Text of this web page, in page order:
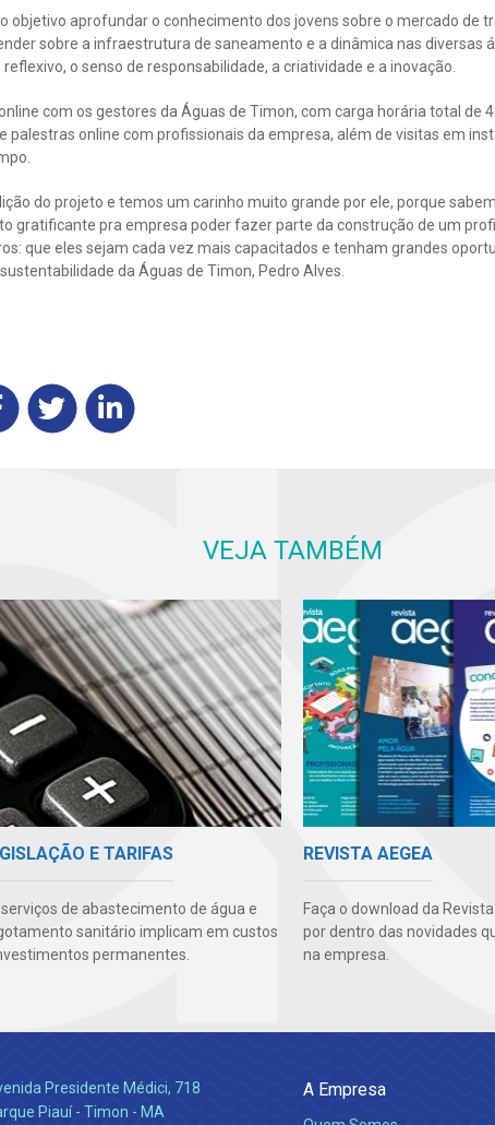
objetivo aprofundar o conhecimento dos jovens sobre o mercado de
sobre a infraestrutura de saneamento e a dinâmica nas diversas
o senso de responsabilidade, a criatividade e a inovação.
com os gestores da Águas de Timon, com carga horária total de
palestras online com profissionais da empresa, além de visitas em
do projeto e temos um carinho muito grande por ele, porque
gratificante pra empresa poder fazer parte da construção de um
que eles sejam cada vez mais capacitados e tenham grandes
da Águas de Timon, Pedro Alves.
VEJA TAMBÉM
E TARIFAS
serviços de abastecimento de água e
sanitário implicam em custos
permanentes.
REVISTA AEGEA
Faça o download da
por dentro das novidades
na empresa.
Presidente Médici, 718
Piauí - Timon - MA
A Empresa